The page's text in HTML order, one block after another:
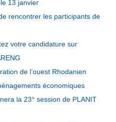
13 janvier
rencontrer les participants de
votre candidature sur
de l’ouest Rhodanien
économiques
la 23° session de PLANIT